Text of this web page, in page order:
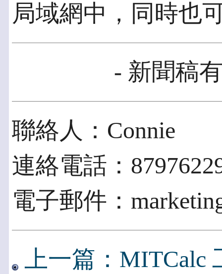
局域網中，同時也
- 新聞稿
聯絡人：Connie
連絡電話：
電子郵件：
上一篇：MITCalc